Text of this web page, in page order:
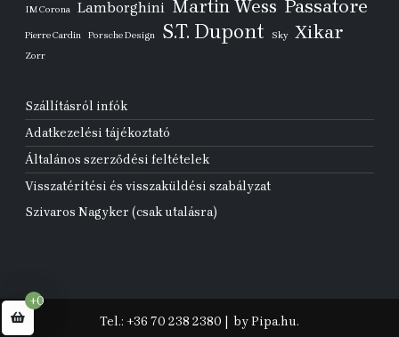
IM Corona Lamborghini Martin Wess Passatore
Pierre Cardin Porsche Design S.T. Dupont Sky Xikar
Zorr
Szállításról infók
Adatkezelési tájékoztató
Általános szerződési feltételek
Visszatérítési és visszaküldési szabályzat
Szivaros Nagyker (csak utalásra)
Tel.: +36 70 238 2380 by Pipa.hu.
+0